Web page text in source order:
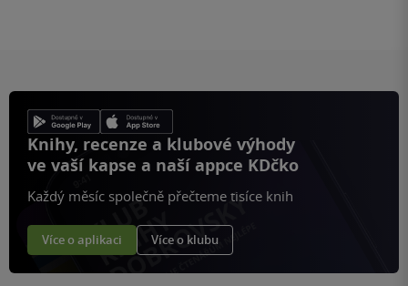
Knihy, recenze a klubové výhody
ve vaší kapse a naší appce KDčko
Každý měsíc společně přečteme tisíce knih
Více o aplikaci Více o klubu